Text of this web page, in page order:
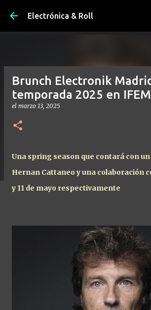
Ir al contenido principal
Electrónica & Roll
Brunch Electronik
temporada 2025 en
el marzo 13, 2025
Una spring season que contará con
Hernan Cattaneo y una colaboración
y 11 de mayo respectivamente